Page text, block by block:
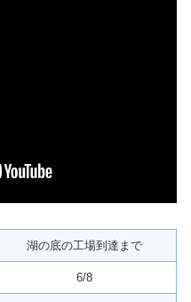
湖の底の工場到達まで
6/8